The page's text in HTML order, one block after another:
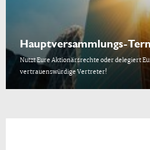
Hauptversammlungs-
Nutzt Eure Aktionärsrechte oder delegiert
vertrauenswürdige Vertreter!